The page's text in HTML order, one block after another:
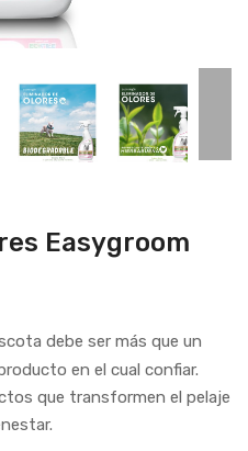
Easygroom
debe ser más que un
en el cual confiar.
que transformen el pelaje